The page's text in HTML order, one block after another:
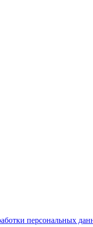
персональных